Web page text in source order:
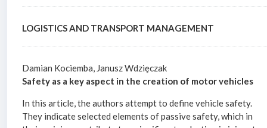
LOGISTICS AND TRANSPORT MANAGEMENT
Damian Kociemba, Janusz Wdzięczak
Safety as a key aspect in the creation of motor vehicles
In this article, the authors attempt to define vehicle safety.
They indicate selected elements of passive safety, which in